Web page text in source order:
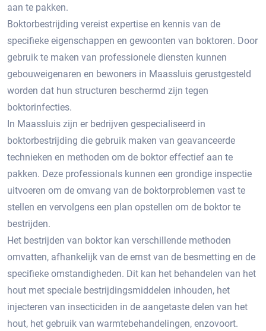
aan te pakken.​
Boktorbestrijding vereist expertise en kennis van de
specifieke eigenschappen en gewoonten van boktoren.​ Door
gebruik te maken van professionele diensten kunnen
gebouweigenaren en bewoners in Maassluis gerustgesteld
worden dat hun structuren beschermd zijn tegen
boktorinfecties.
In Maassluis zijn er bedrijven gespecialiseerd in
boktorbestrijding die gebruik maken van geavanceerde
technieken en methoden om de boktor effectief aan te
pakken.​ Deze professionals kunnen een grondige inspectie
uitvoeren om de omvang van de boktorproblemen vast te
stellen en vervolgens een plan opstellen om de boktor te
bestrijden.​
Het bestrijden van boktor kan verschillende methoden
omvatten, afhankelijk van de ernst van de besmetting en de
specifieke omstandigheden.​ Dit kan het behandelen van het
hout met speciale bestrijdingsmiddelen inhouden, het
injecteren van insecticiden in de aangetaste delen van het
hout, het gebruik van warmtebehandelingen, enzovoort.​